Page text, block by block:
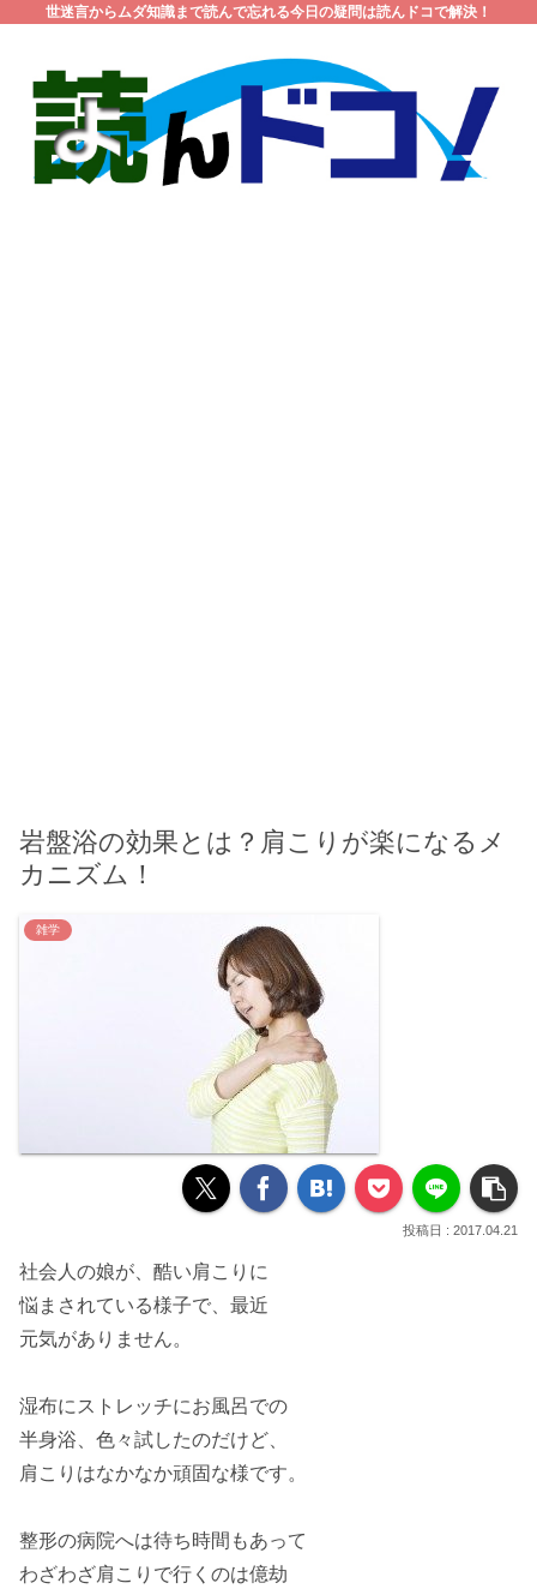
世迷言からムダ知識まで読んで忘れる今日の疑問は読んドコで解決！
岩盤浴の効果とは？肩こりが楽になるメ
カニズム！
雑学
2017.04.21
社会人の娘が、 酷い肩こり に
悩まされている様子で、最近
元気がありません。
湿布にストレッチにお風呂での
半身浴、色々試したのだけど、
肩こりはなかなか頑固 な様です。
整形の病院へは待ち時間もあって
わざわざ肩こりで行くのは億劫